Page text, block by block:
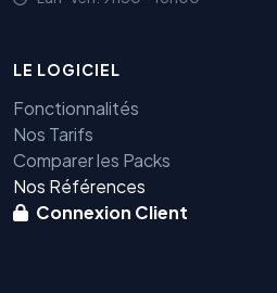
LE LOGICIEL
Fonctionnalités
Nos Tarifs
Comparer les Packs
Nos Références
Connexion Client